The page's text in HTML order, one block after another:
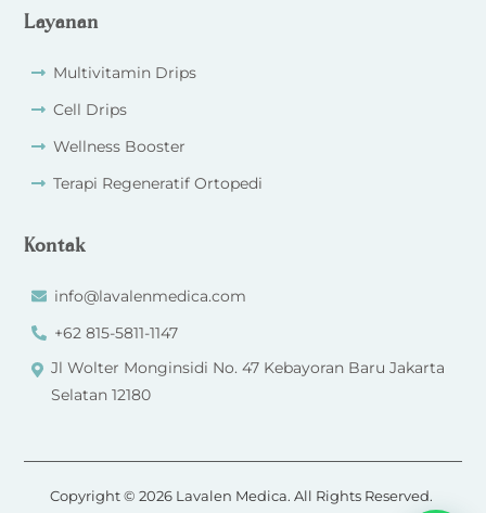
Layanan
Multivitamin Drips
Cell Drips
Wellness Booster
Terapi Regeneratif Ortopedi
Kontak
info@lavalenmedica.com
+62 815-5811-1147
Jl Wolter Monginsidi No. 47 Kebayoran Baru Jakarta
Selatan 12180
Copyright © 2026 Lavalen Medica. All Rights Reserved.